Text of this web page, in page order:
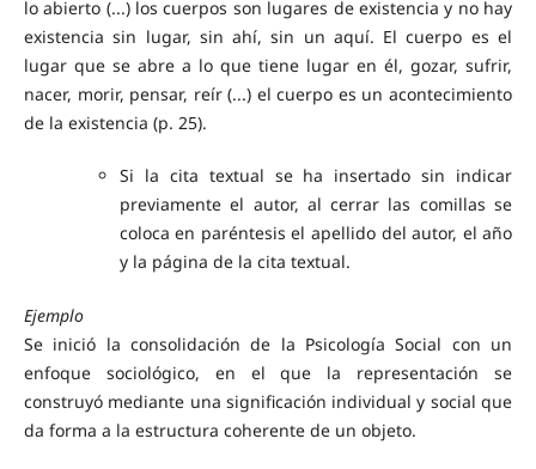
lo abierto (...) los cuerpos son lugares de existencia y no hay
existencia sin lugar, sin ahí, sin un aquí. El cuerpo es el
lugar que se abre a lo que tiene lugar en él, gozar, sufrir,
nacer, morir, pensar, reír (...) el cuerpo es un acontecimiento
de la existencia (p. 25).
Si la cita textual se ha insertado sin indicar
previamente el autor, al cerrar las comillas se
coloca en paréntesis el apellido del autor, el año
y la página de la cita textual.
Ejemplo
Se inició la consolidación de la Psicología Social con un
enfoque sociológico, en el que la representación se
construyó mediante una significación individual y social que
da forma a la estructura coherente de un objeto.